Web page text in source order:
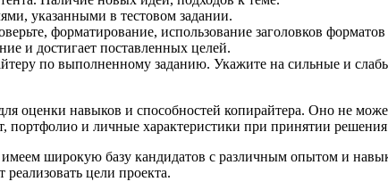
указанными в тестовом задании.
форматирование, использование заголовков
и достигает поставленных целей.
по выполненному заданию. Укажите на сильные и
оценки навыков и способностей копирайтера. Оно не
портфолио и личные характеристики при принятии
широкую базу кандидатов с различным опытом и
цели проекта.